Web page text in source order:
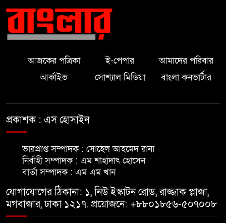
সহায়তা প্রদান করলেন এমপি হেলেন
জেরিন
৬
উদ্বোধন অনুষ্ঠিত।
অভিযোগ
৮
প্রচার-প্রচারণা বৃদ্ধির লক্ষে মতবিনিময়
একএকজন এম্বাসেডর মাদারীপুরে-
নৌপ্রতিমন্ত্রী
১০
আজকের পত্রিকা ই-পেপার
আমাদের পরিবার
আর্কাইভ
সোশ্যাল মিডিয়া বাংলা কনভার্টার
প্রকাশক : এস হোসাইন
ভারপ্রাপ্ত সম্পাদক : সোহেল আহমেদ রানা
নির্বাহী সম্পাদক : এম শাহাদাৎ হোসেন
বার্তা সম্পাদক : এম এম খান
যোগাযোগের ঠিকানা: ১, নিউ ইস্কাটন রোড, রাজ্জাক প্লাজা,
মগবাজার, ঢাকা ১২১৭. প্রয়োজনে: +৮৮০১৮৫৬-৫০৭০০৮